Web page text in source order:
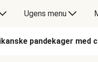
Ugens menu
pandekager med